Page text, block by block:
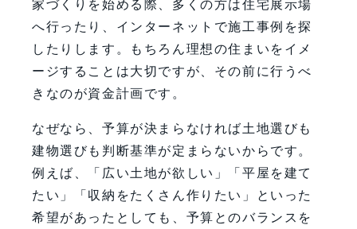
家づくりを始める際、多くの方は住宅展示場
へ行ったり、インターネットで施工事例を探
したりします。もちろん理想の住まいをイメ
ージすることは大切ですが、その前に行うべ
きなのが資金計画です。
なぜなら、予算が決まらなければ土地選びも
建物選びも判断基準が定まらないからです。
例えば、「広い土地が欲しい」「平屋を建て
たい」「収納をたくさん作りたい」といった
希望があったとしても、予算とのバランスを